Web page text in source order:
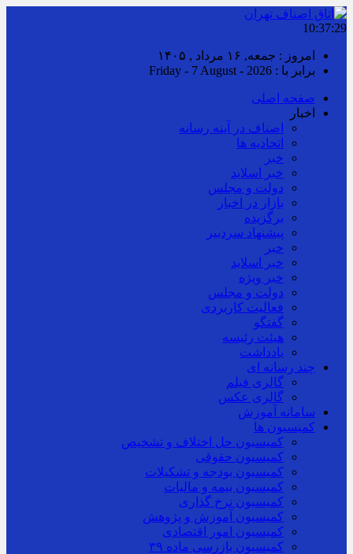
10:37:29
امروز : جمعه, ۱۶ مرداد , ۱۴۰۵
برابر با : Friday - 7 August - 2026
صفحه اصلی
اخبار
اصناف در آینه رسانه
اتحادیه ها
خبر
خبر اسلايد
دولت و مجلس
بازار در اخبار
برگزیده
پیشنهاد سردبیر
خبر
خبر اسلايد
خبر ویژه
دولت و مجلس
فعالیت کاربردی
گفتگو
هیئت رئیسه
یادداشت
چند رسانه ای
گالری فیلم
گالری عکس
سامانه آموزش
کمیسیون ها
کمیسیون حل اختلاف و تشخیص
کمیسیون حقوقی
کمیسیون بودجه و تشکیلات
کمیسیون بیمه و مالیات
کمیسیون نرخ گذاری
کمیسیون آموزش و پژوهش
کمیسیون امور اقتصادی
کمیسیون بازرسی ماده ۳۹